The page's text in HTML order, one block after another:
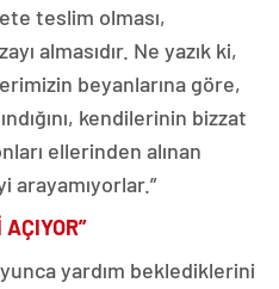
teslim olması,
almasıdır. Ne yazık ki,
beyanlarına göre,
kendilerinin bizzat
ellerinden alınan
arayamıyorlar.”
yardım beklediklerini